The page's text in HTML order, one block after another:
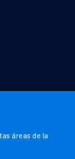
áreas de la